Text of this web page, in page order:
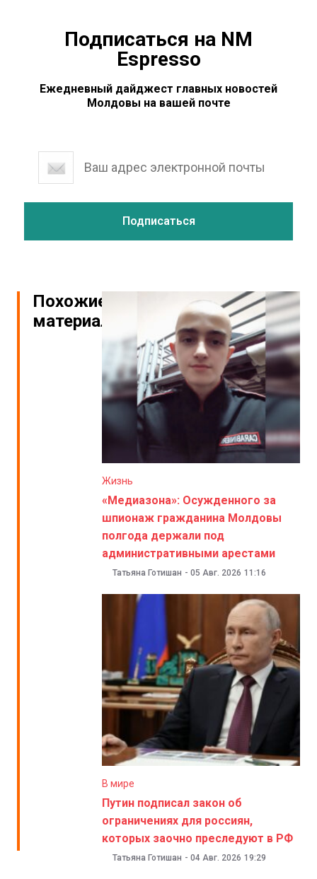
Подписаться на NM
Espresso
Ежедневный дайджест главных новостей
Молдовы на вашей почте
Похожие
материалы
Жизнь
«Медиазона»: Осужденного за
шпионаж гражданина Молдовы
полгода держали под
административными арестами
Татьяна Готишан - 05 Авг. 2026 11:16
В мире
Путин подписал закон об
ограничениях для россиян,
которых заочно преследуют в РФ
Татьяна Готишан - 04 Авг. 2026 19:29